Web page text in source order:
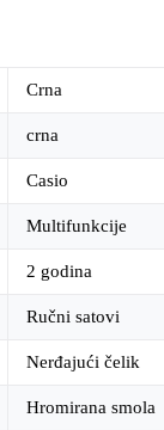
Crna
crna
Casio
Multifunkcije
2 godina
Ručni satovi
Nerđajući čelik
Hromirana smola